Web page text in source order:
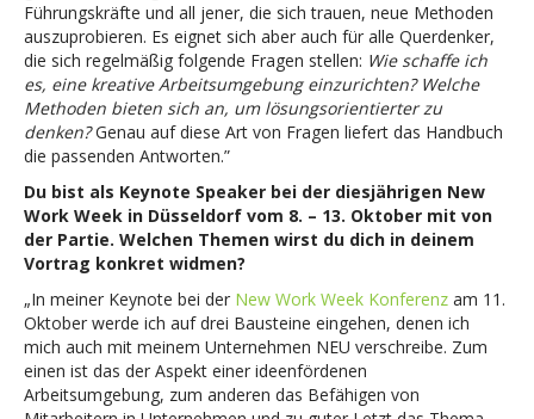
Führungskräfte und all jener, die sich trauen, neue Methoden
auszuprobieren. Es eignet sich aber auch für alle Querdenker,
die sich regelmäßig folgende Fragen stellen: Wie schaffe ich
es, eine kreative Arbeitsumgebung einzurichten? Welche
Methoden bieten sich an, um lösungsorientierter zu
denken?Genau auf diese Art von Fragen liefert das Handbuch
die passenden Antworten.”
Du bist als Keynote Speaker bei der diesjährigen New
Work Week in Düsseldorf vom 8. – 13. Oktober mit von
der Partie. Welchen Themen wirst du dich in deinem
Vortrag konkret widmen?
„In meiner Keynote bei der New Work Week Konferenz am 11.
Oktober werde ich auf drei Bausteine eingehen, denen ich
mich auch mit meinem Unternehmen NEU verschreibe. Zum
einen ist das der Aspekt einer ideenfördenen
Arbeitsumgebung, zum anderen das Befähigen von